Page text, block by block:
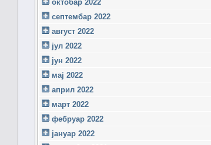
октобар 2022
септембар 2022
август 2022
јул 2022
јун 2022
мај 2022
април 2022
март 2022
фебруар 2022
јануар 2022